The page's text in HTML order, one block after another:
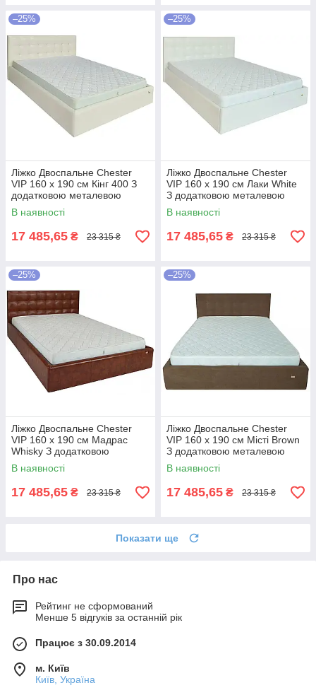
–25%
Ліжко Двоспальне Chester
VIP 160 х 190 см Кінг 400 З
додатковою металевою
цільнозварною рамою C1
Білий
В наявності
17 485,65 ₴ 23 315 ₴
–25%
Ліжко Двоспальне Chester
VIP 160 х 190 см Лаки White
З додатковою металевою
цільнозварною рамою Білий
В наявності
17 485,65 ₴ 23 315 ₴
–25%
Ліжко Двоспальне Chester
VIP 160 х 190 см Мадрас
Whisky З додатковою
металевою цільнозварною
рамою Коричневий
В наявності
17 485,65 ₴ 23 315 ₴
–25%
Ліжко Двоспальне Chester
VIP 160 х 190 см Місті Brown
З додатковою металевою
цільнозварною рамою
Коричневий
В наявності
17 485,65 ₴ 23 315 ₴
Показати ще
Про нас
Рейтинг не сформований
Менше 5 відгуків за останній рік
Працює з 30.09.2014
м. Київ
Київ, Україна